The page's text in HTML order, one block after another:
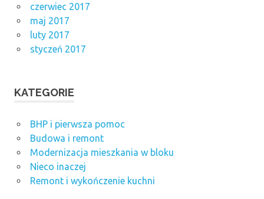
czerwiec 2017
maj 2017
luty 2017
styczeń 2017
KATEGORIE
BHP i pierwsza pomoc
Budowa i remont
Modernizacja mieszkania w bloku
Nieco inaczej
Remont i wykończenie kuchni